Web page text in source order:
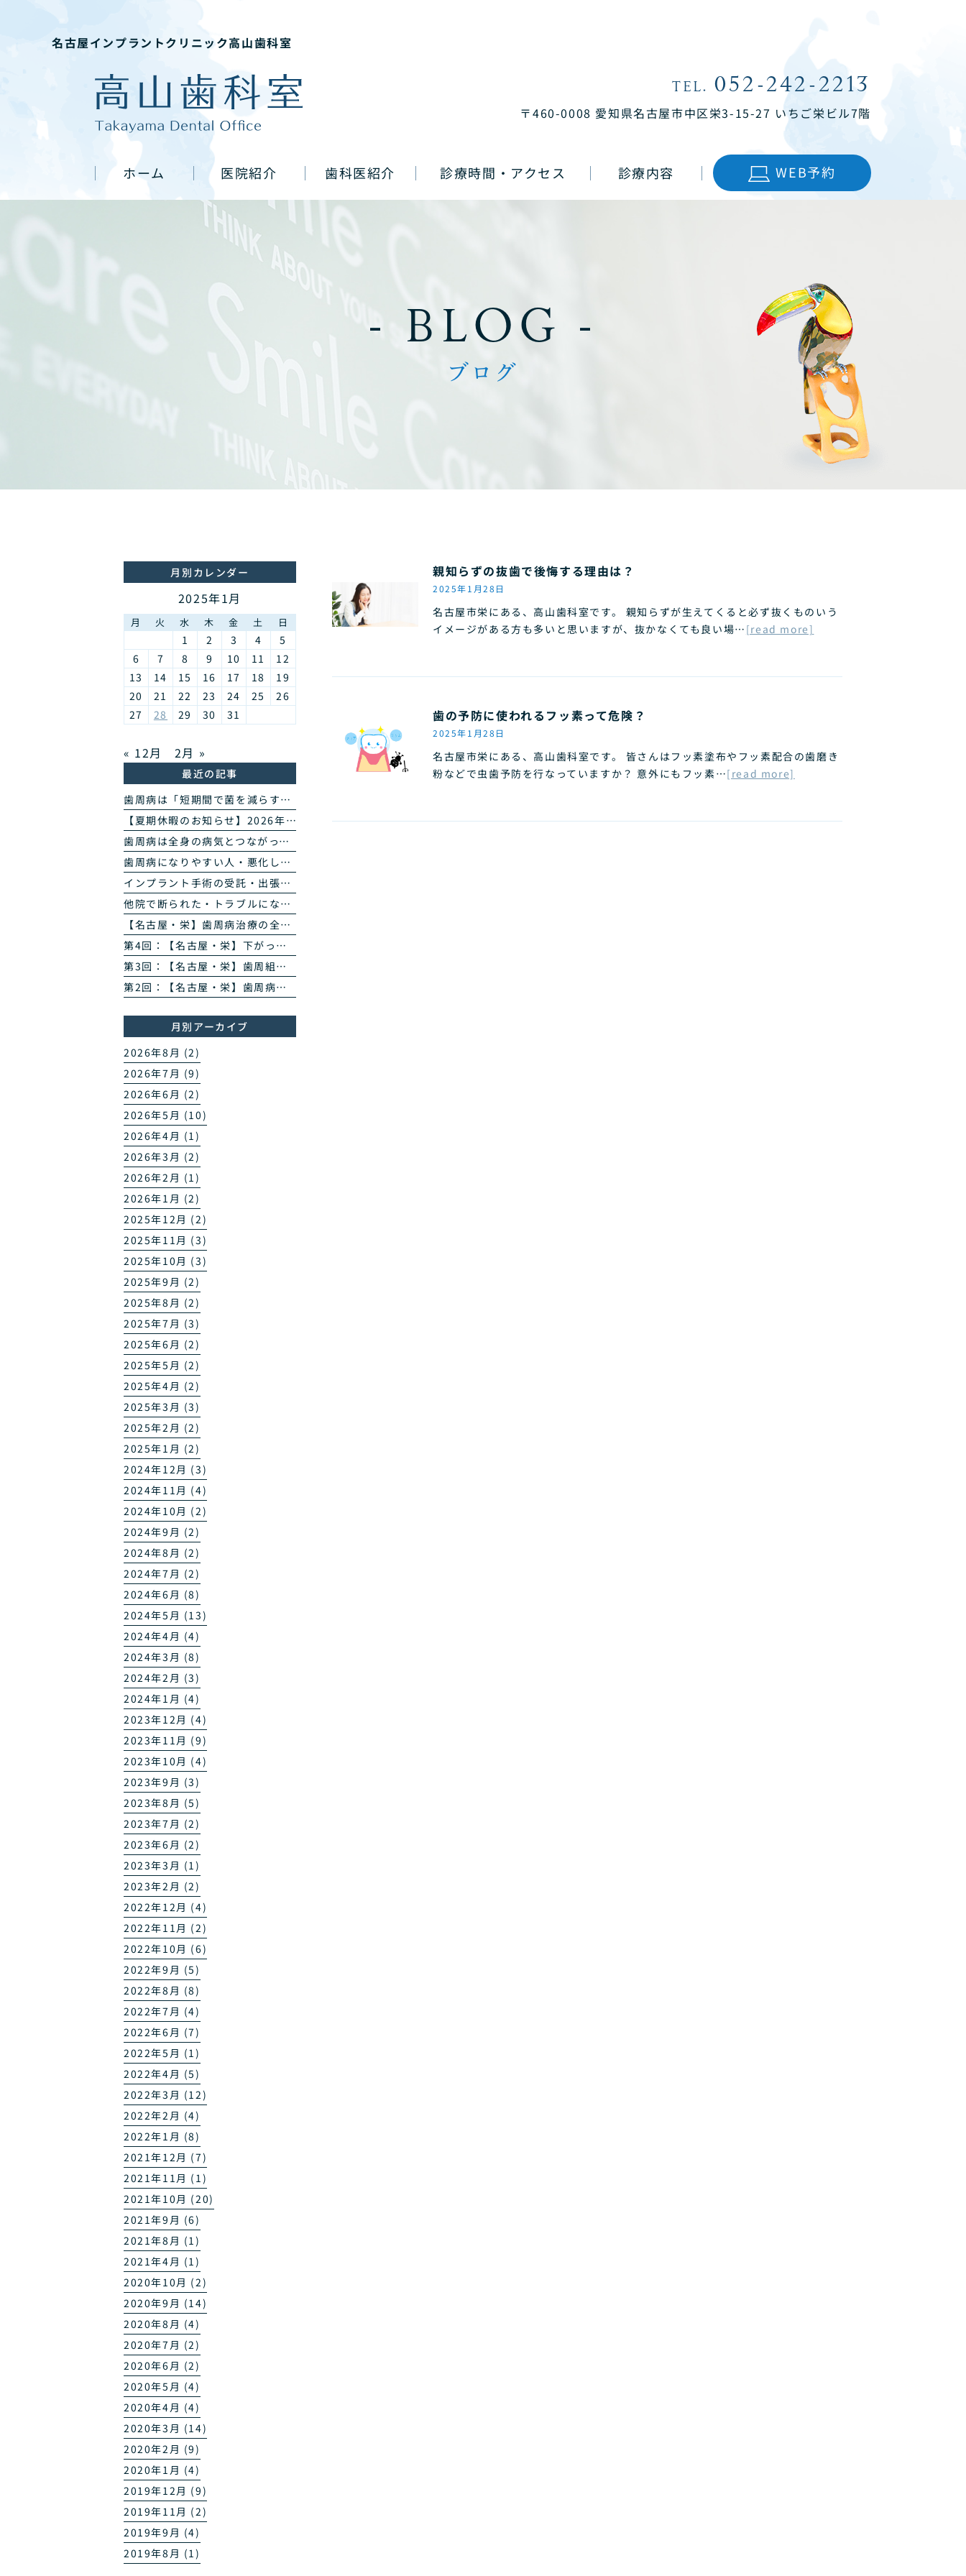
名古屋インプラントクリニック高山歯科室
TEL. 052-242-2213
〒460-0008 愛知県名古屋市中区栄3-15-27 いちご栄ビル7階
ホーム 医院紹介 歯科医紹介 診療時間・アクセス 診療内容 WEB予約
- BLOG -
ブログ
親知らずの抜歯で後悔する理由は？
2025年1月28日
名古屋市栄にある、高山歯科室です。 親知らずが生えてくると必ず抜くものいう
イメージがある方も多いと思いますが、抜かなくても良い場… [read more]
歯の予防に使われるフッ素って危険？
2025年1月28日
名古屋市栄にある、高山歯科室です。 皆さんはフッ素塗布やフッ素配合の歯磨き
粉などで虫歯予防を行なっていますか？ 意外にもフッ素…[read more]
月別カレンダー
2025年1月
月 火 水 木 金 土 日
1 2 3 4
5
6
7 8 9 10 11
12
13
14 15 16 17 18
19
20
21 22 23 24 25
26
27
28 29 30 31
« 12月 2月 »
最近の記事
歯周病は「短期間で菌を減らす」治療へ｜当院の歯周病除菌プログラム
【夏期休暇のお知らせ】2026年8月11日(火・祝)〜16日(日)
歯周病は全身の病気とつながっています｜糖尿病・心臓・誤嚥性肺炎・認知症との関係｜名古屋・栄の高山歯科室
歯周病になりやすい人・悪化しやすい人｜生活習慣・持病・お薬のリスク因子｜名古屋・栄の高山歯科室
インプラント手術の受託・出張オペのご案内｜歯科医師の先生方へ
他院で断られた・トラブルになったインプラントのご相談
【名古屋・栄】歯周病治療の全4回まとめ｜検査から再生治療・歯肉退縮まで専門医が解説
第4回：【名古屋・栄】下がった歯ぐきは治る？ズッケリー法で歯肉退縮を改善する再生治療
第3回：【名古屋・栄】歯周組織再生治療とは？エムドゲイン・リグロスで歯を残す方法を専門医が解説
第2回：【名古屋・栄】歯周病のPCR菌検査とは？原因菌を見える化する4ステップを専門医が解説
月別アーカイブ
2026年8月 (2)
2026年7月 (9)
2026年6月 (2)
2026年5月 (10)
2026年4月 (1)
2026年3月 (2)
2026年2月 (1)
2026年1月 (2)
2025年12月 (2)
2025年11月 (3)
2025年10月 (3)
2025年9月 (2)
2025年8月 (2)
2025年7月 (3)
2025年6月 (2)
2025年5月 (2)
2025年4月 (2)
2025年3月 (3)
2025年2月 (2)
2025年1月 (2)
2024年12月 (3)
2024年11月 (4)
2024年10月 (2)
2024年9月 (2)
2024年8月 (2)
2024年7月 (2)
2024年6月 (8)
2024年5月 (13)
2024年4月 (4)
2024年3月 (8)
2024年2月 (3)
2024年1月 (4)
2023年12月 (4)
2023年11月 (9)
2023年10月 (4)
2023年9月 (3)
2023年8月 (5)
2023年7月 (2)
2023年6月 (2)
2023年3月 (1)
2023年2月 (2)
2022年12月 (4)
2022年11月 (2)
2022年10月 (6)
2022年9月 (5)
2022年8月 (8)
2022年7月 (4)
2022年6月 (7)
2022年5月 (1)
2022年4月 (5)
2022年3月 (12)
2022年2月 (4)
2022年1月 (8)
2021年12月 (7)
2021年11月 (1)
2021年10月 (20)
2021年9月 (6)
2021年8月 (1)
2021年4月 (1)
2020年10月 (2)
2020年9月 (14)
2020年8月 (4)
2020年7月 (2)
2020年6月 (2)
2020年5月 (4)
2020年4月 (4)
2020年3月 (14)
2020年2月 (9)
2020年1月 (4)
2019年12月 (9)
2019年11月 (2)
2019年9月 (4)
2019年8月 (1)